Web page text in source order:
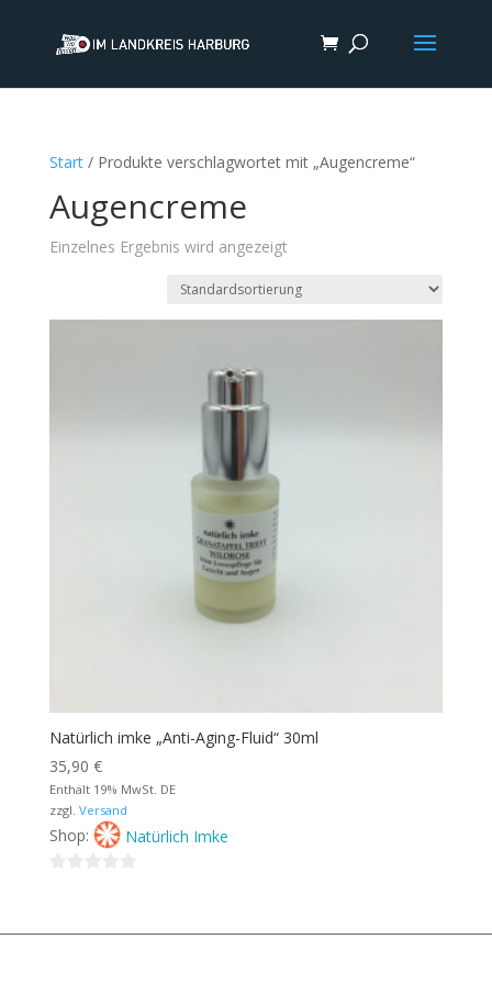
Start/ Produkte verschlagwortet mit „Augencreme“
Augencreme
Einzelnes Ergebnis wird angezeigt
Natürlich imke „Anti-Aging-Fluid“ 30ml
35,90 €
Enthält 19% MwSt. DE
zzgl. Versand
Shop: Natürlich Imke
5